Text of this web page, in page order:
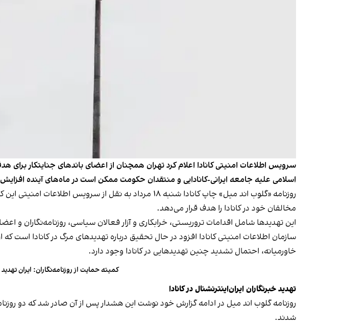
سرویس اطلاعات امنیتی کانادا اعلام کرد تهران همچنان از اعضای باندهای جنایتکار برای
اسلامی علیه جامعه ایرانی-کانادایی و منتقدان حکومت ممکن است در ماه‌های آینده افزایش
روزنامه «گلوب اند میل» چاپ کانادا شنبه ۱۸ مرداد به نقل
مخالفان خود در کانادا را هدف قرار می‌دهد.
این تهدیدها شامل اقدامات تروریستی، خرابکاری و آزار فعالان سیاسی، روزنامه‌نگاران
سازمان اطلاعات امنیتی کانادا افزود در حال تحقیق درباره تهدیدهای مرگ در کانادا
خاورمیانه، احتمال تشدید چنین تهدیدهایی در کانادا وجود دارد.
کمیته حمایت از روزنامه‌نگاران: ایران
تهدید خبرنگاران ایران‌اینترنشنال در کانادا
روزنامه گلوب اند میل در ادامه گزارش خود نوشت این هشدار پس از آن صادر شد که دو
شدند.